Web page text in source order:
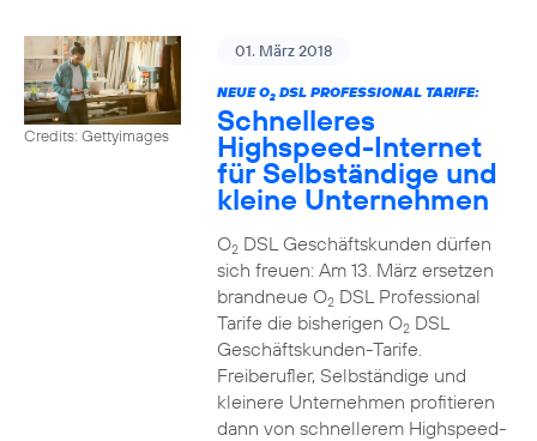
Credits: Gettyimages
01. März 2018
NEUE O2DSL PROFESSIONAL TARIFE:
Schnelleres
Highspeed-Internet
für Selbständige und
kleine Unternehmen
O2DSL Geschäftskunden dürfen
sich freuen: Am 13. März ersetzen
brandneue O2DSL Professional
Tarife die bisherigen O2DSL
Geschäftskunden-Tarife.
Freiberufler, Selbständige und
kleinere Unternehmen profitieren
dann von schnellerem Highspeed-